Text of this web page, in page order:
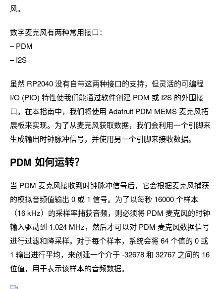
风。
数字麦克风有两种常用接口：
– PDM
– I2S
虽然 RP2040 没有自带这两种接口的支持，但灵活的可编程
I/O (PIO) 特性使我们能通过软件创建 PDM 或 I2S 的外围接
口。在本指南中，我们将使用 Adafruit PDM MEMS 麦克风拓
展板来实现。为了从麦克风获取数据，我们会利用一个引脚来
生成输出时钟脉冲信号，并使用另一个引脚来接收数据。
PDM 如何运转？
当 PDM 麦克风接收到时钟脉冲信号后，它会根据麦克风捕获
的模拟音频值输出 0 或 1 信号。为了以每秒 16000 个样本
（16 kHz）的采样率捕获音频，则必须将 PDM 麦克风的时钟
输入驱动到 1.024 MHz，然后才可以对 PDM 麦克风数据信号
进行过滤和降采样。对于每个样本，系统会将 64 个值的 0 或
1 输出进行平均，来创建一个介于 -32678 和 32767 之间的 16
位值，用于表示该样本的音频数据。